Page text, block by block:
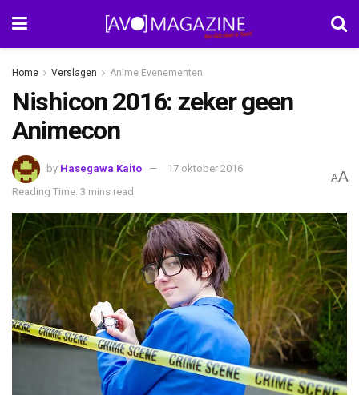
Home Verslagen Anime Evenementen
Nishicon 2016: zeker geen
Animecon
by Hasegawa Kaito
17 oktober 2016
Reading Time: 3 mins read
AA